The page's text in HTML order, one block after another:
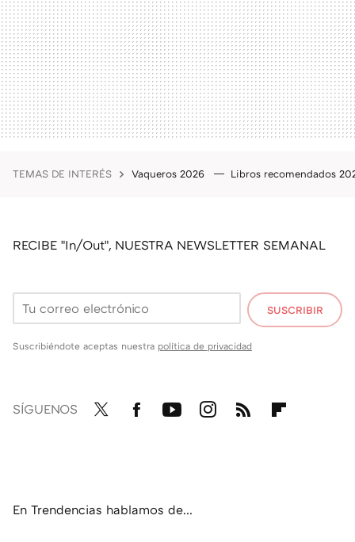
TEMAS DE INTERÉS Vaqueros 2026 Libros recomendados
RECIBE "In/Out", NUESTRA NEWSLETTER SEMANAL
SUSCRIBIR
Suscribiéndote aceptas nuestra política de privacidad
SÍGUENOS
En Trendencias hablamos de...